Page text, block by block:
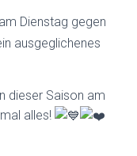
Dienstag gegen
ausgeglichenes
dieser Saison am
alles!